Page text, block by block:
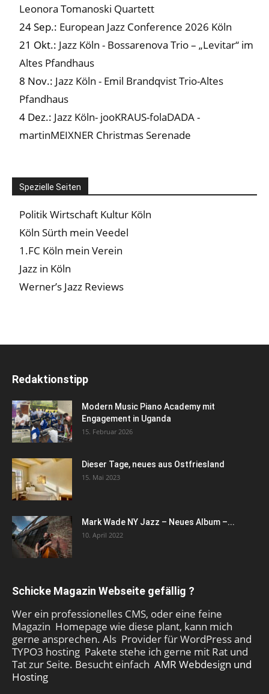
Leonora Tomanoski Quartett
24 Sep.: European Jazz Conference 2026 Köln
21 Okt.: Jazz Köln - Bossarenova Trio – „Levitar“ im
Altes Pfandhaus
8 Nov.: Jazz Köln - Emil Brandqvist Trio-Altes
Pfandhaus
4 Dez.: Jazz Köln- jooKRAUS-folaDADA -
martinMEIXNER Christmas Serenade
Spezielle Seiten
Politik Wirtschaft Kultur Köln
Köln Sürth mein Veedel
1.FC Köln mein Verein
Jazz in Köln
Werner’s Jazz Reviews
Redaktionstipp
Modern Music Piano Academy mit
Engagement in Uganda
15. Februar 2026
Dieser Tage, neues aus Ostfriesland
15. Mai 2023
Mark Wade NY Jazz – Neues Album –...
10. April 2022
Schicke Magazin Webseite gefällig ?
Wer ein professionelles CMS, oder eine feine
Magazin Homepage wie diese plant, kann mich
gerne ansprechen. Als Provider für WordPress and
TYPO3 hosting Pakete stehe ich gerne mit Rat und
Tat zur Seite. Besucht einfach AMR Webdesign und
Hosting